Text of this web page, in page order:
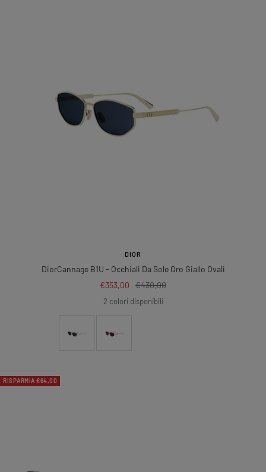
DIOR
DiorCannage B1U - Occhiali Da Sole Oro Giallo Ovali
Prezzo
di
€353,00
Prezzo
regolare
€430,00
2 colori disponibili
RISPARMIA €64,00